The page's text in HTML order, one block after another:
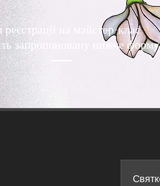
реєстрації на майстер-клас
запропоновану нижче форму